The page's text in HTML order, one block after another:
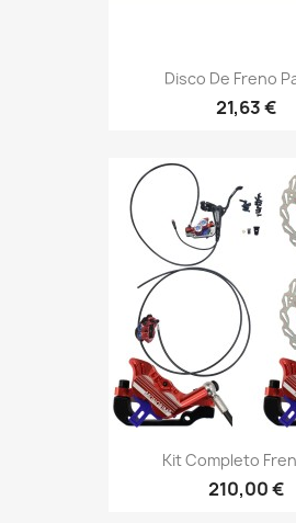
Disco De Freno
21,63 €
Kit Completo
210,00 €